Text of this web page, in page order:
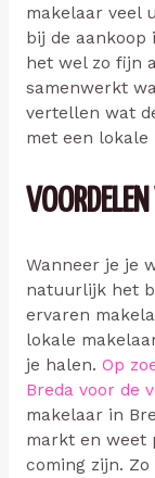
makelaar veel
bij de aankoop
het wel zo fijn
samenwerkt
vertellen wat
met een lokale
Wanneer je je
natuurlijk het
ervaren
lokale
je halen. Op
Breda voor de
makelaar in
markt en weet
coming zijn.